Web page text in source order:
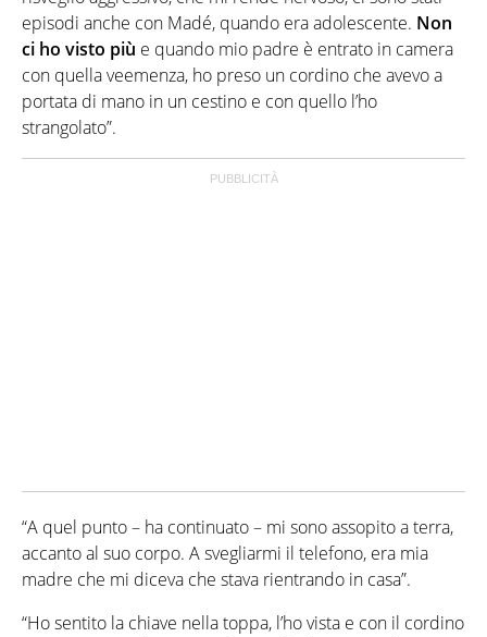
episodi anche con Madé, quando era adolescente. Non
ci ho visto più e quando mio padre è entrato in camera
con quella veemenza, ho preso un cordino che avevo a
portata di mano in un cestino e con quello l’ho
strangolato”.
“A quel punto – ha continuato – mi sono assopito a terra,
accanto al suo corpo. A svegliarmi il telefono, era mia
madre che mi diceva che stava rientrando in casa”.
“Ho sentito la chiave nella toppa, l’ho vista e con il cordino